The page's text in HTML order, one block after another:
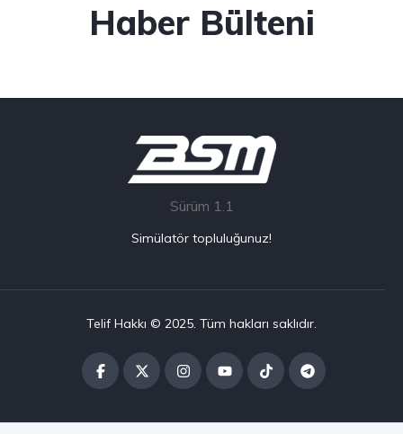
Haber Bülteni
Sürüm 1.1
Simülatör topluluğunuz!
Telif Hakkı © 2025. Tüm hakları saklıdır.